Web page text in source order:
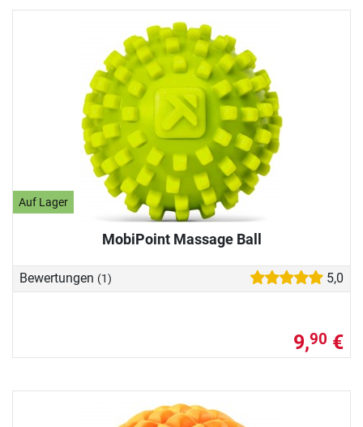
Auf Lager
MobiPoint Massage Ball
Bewertungen (1) 5,0
9,90 €